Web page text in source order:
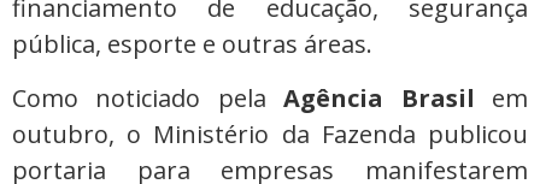
financiamento de educação, segurança
pública, esporte e outras áreas.
Como noticiado pelaAgência Brasil em
outubro, o Ministério da Fazenda publicou
portaria para empresas manifestarem